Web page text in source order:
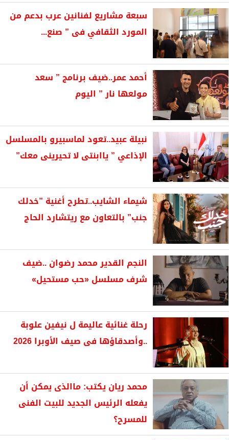
سبعة مشاريع لفنانين عرب بدعم من
المورد الثقافي فى ” صنع...
أحمد عمر..ضيف برنامج ” سعد
مولعها نار ” اليوم
نبيلة عبيد..تعود لماسبيرو بالمسلسل
الإذاعي ” ياابنتى لا تحيرينى معك”
شيماء الشايب..تطرح أغنية ”خدلك
جنب” بالتعاون مع ريتشارد الحاج
النجم القدير محمد رضوان ..ضيف
شرف مسلسل «حب مستحيل»
رحلة غنائية عاليمة ل نيفين علوبة
..وأصدقاؤها فى صيف الأوبرا 2026
محمد ريان يكتب: ماالذى يمكن أن
يفعله الرئيس الجديد للبيت الفنى
للمسرح؟